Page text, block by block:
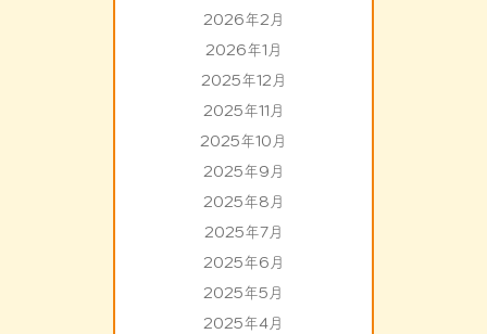
2026年2月
2026年1月
2025年12月
2025年11月
2025年10月
2025年9月
2025年8月
2025年7月
2025年6月
2025年5月
2025年4月